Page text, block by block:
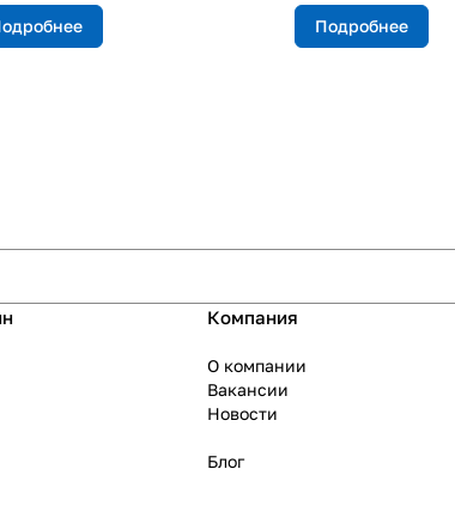
Подробнее
Компания
О компании
Вакансии
Новости
Блог